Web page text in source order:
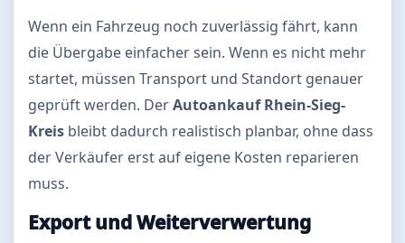
Wenn ein Fahrzeug noch zuverlässig fährt, kann
die Übergabe einfacher sein. Wenn es nicht mehr
startet, müssen Transport und Standort genauer
geprüft werden. DerAutoankauf Rhein-Sieg-
Kreis bleibt dadurch realistisch planbar, ohne dass
der Verkäufer erst auf eigene Kosten reparieren
muss.
Export und Weiterverwertung